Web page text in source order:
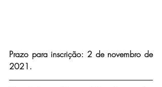
Prazo para inscrição: 2 de novembro de
2021.